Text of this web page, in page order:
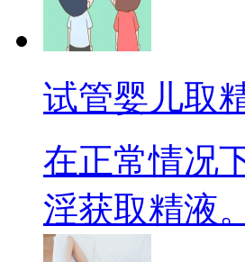
试管婴儿取
在正常情况
淫获取精液